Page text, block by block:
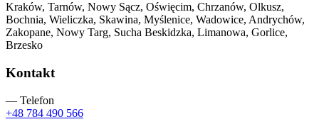
Kraków, Tarnów, Nowy Sącz, Oświęcim, Chrzanów, Olkusz,
Bochnia, Wieliczka, Skawina, Myślenice, Wadowice, Andrychów,
Zakopane, Nowy Targ, Sucha Beskidzka, Limanowa, Gorlice,
Brzesko
Kontakt
— Telefon
+48 784 490 566